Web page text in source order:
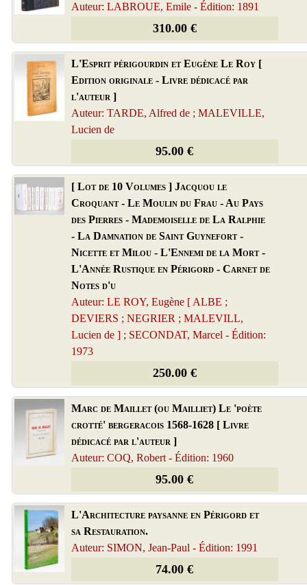
Auteur: LABROUE, Emile - Édition: 1891
310.00 €
L'Esprit périgourdin et Eugène Le Roy [
Edition originale - Livre dédicacé par
l'auteur ]
Auteur: TARDE, Alfred de ; MALEVILLE,
Lucien de
95.00 €
[ Lot de 10 Volumes ] Jacquou le
Croquant - Le Moulin du Frau - Au Pays
des Pierres - Mademoiselle de La Ralphie
- La Damnation de Saint Guynefort -
Nicette et Milou - L'Ennemi de la Mort -
L'Année Rustique en Périgord - Carnet de
Notes d'u
Auteur: LE ROY, Eugène [ ALBE ;
DEVIERS ; NEGRIER ; MALEVILL,
Lucien de ] ; SECONDAT, Marcel - Édition:
1973
250.00 €
Marc de Maillet (ou Mailliet) Le 'poète
crotté' bergeracois 1568-1628 [ Livre
dédicacé par l'auteur ]
Auteur: COQ, Robert - Édition: 1960
95.00 €
L'Architecture paysanne en Périgord et
sa Restauration.
Auteur: SIMON, Jean-Paul - Édition: 1991
74.00 €